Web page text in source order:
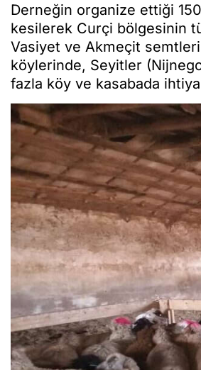
Derneğin organize ettiği
kesilerek Curçi bölgesinin
Vasiyet ve Akmeçit
köylerinde, Seyitler
fazla köy ve kasabada